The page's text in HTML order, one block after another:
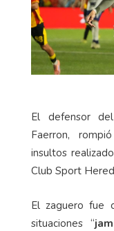
El defensor
Faerron,
insultos
Club Sport
El zaguero fue
situaciones “